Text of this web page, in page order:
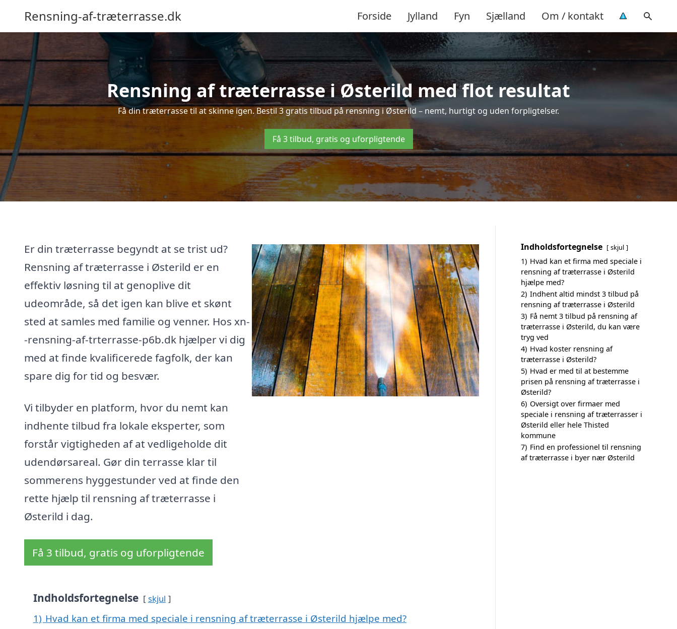
Rensning-af-træterrasse.dk Forside Jylland Fyn Sjælland Om / kontakt
Rensning af træterrasse i Østerild med flot resultat
Få din træterrasse til at skinne igen. Bestil 3 gratis tilbud på rensning i Østerild – nemt, hurtigt og uden forpligtelser.
Få 3 tilbud, gratis og uforpligtende
Er din træterrasse begyndt at se trist ud?
Rensning af træterrasse i Østerild er en
effektiv løsning til at genoplive dit
udeområde, så det igen kan blive et skønt
sted at samles med familie og venner. Hos xn-
-rensning-af-trterrasse-p6b.dk hjælper vi dig
med at finde kvalificerede fagfolk, der kan
spare dig for tid og besvær.
Vi tilbyder en platform, hvor du nemt kan
indhente tilbud fra lokale eksperter, som
forstår vigtigheden af at vedligeholde dit
udendørsareal. Gør din terrasse klar til
sommerens hyggestunder ved at finde den
rette hjælp til rensning af træterrasse i
Østerild i dag.
Få 3 tilbud, gratis og uforpligtende
Indholdsfortegnelse skjul
1) Hvad kan et firma med speciale i rensning af træterrasse i Østerild hjælpe med?
Indholdsfortegnelse skjul
1) Hvad kan et firma med speciale i
rensning af træterrasse i Østerild
hjælpe med?
2) Indhent altid mindst 3 tilbud på
rensning af træterrasse i Østerild
3) Få nemt 3 tilbud på rensning af
træterrasse i Østerild, du kan være
tryg ved
4) Hvad koster rensning af
træterrasse i Østerild?
5) Hvad er med til at bestemme
prisen på rensning af træterrasse i
Østerild?
6) Oversigt over firmaer med
speciale i rensning af træterrasser i
Østerild eller hele Thisted
kommune
7) Find en professionel til rensning
af træterrasse i byer nær Østerild